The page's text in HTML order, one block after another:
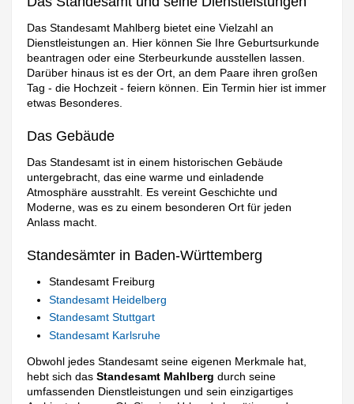
Das Standesamt Mahlberg bietet eine Vielzahl an
Dienstleistungen an. Hier können Sie Ihre Geburtsurkunde
beantragen oder eine Sterbeurkunde ausstellen lassen.
Darüber hinaus ist es der Ort, an dem Paare ihren großen
Tag - die Hochzeit - feiern können. Ein Termin hier ist immer
etwas Besonderes.
Das Gebäude
Das Standesamt ist in einem historischen Gebäude
untergebracht, das eine warme und einladende
Atmosphäre ausstrahlt. Es vereint Geschichte und
Moderne, was es zu einem besonderen Ort für jeden
Anlass macht.
Standesämter in Baden-Württemberg
Standesamt Freiburg
Standesamt Heidelberg
Standesamt Stuttgart
Standesamt Karlsruhe
Obwohl jedes Standesamt seine eigenen Merkmale hat,
hebt sich dasStandesamt Mahlberg durch seine
umfassenden Dienstleistungen und sein einzigartiges